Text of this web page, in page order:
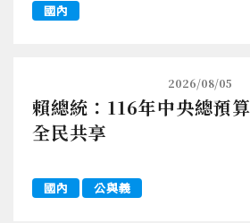
國內
2026/08/05
賴總統：116年中央總預
全民共享
國內 公與義